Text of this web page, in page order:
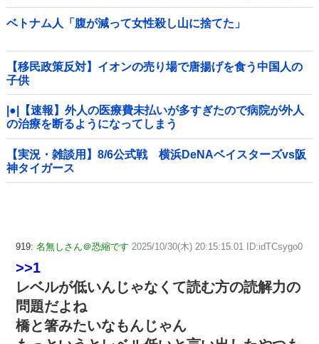
ベトナム人「腹が減って女性殺し山に捨てた」
【移民政策反対】イオンの売り場で唐揚げを食う中国人の
子供
|●|【速報】外人の医療費未払いが多すぎたので病院が外人
の治療を断るようになってしまう
【実況・雑談用】8/6公式戦 横浜DeNAベイスターズvs阪
神タイガース
919: 名無しさん＠恐縮です 2025/10/30(木) 20:15:15.01 ID:idTCsygo0
>>1
レベルが低いんじゃなくて読む方の読解力の
問題だよね
橋と箸みたいなもんじゃん